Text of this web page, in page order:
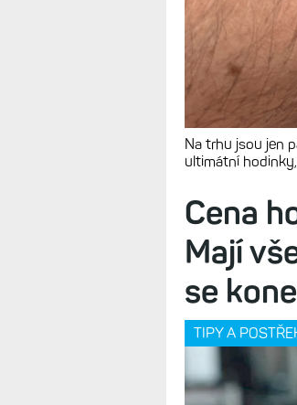
Na trhu jsou jen
ultimátní
Cena
Mají
se
TIPY A